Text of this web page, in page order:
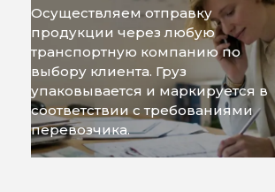
Осуществляем отправку
продукции через любую
транспортную компанию по
выбору клиента. Груз
упаковывается и маркируется в
соответствии с требованиями
перевозчика.